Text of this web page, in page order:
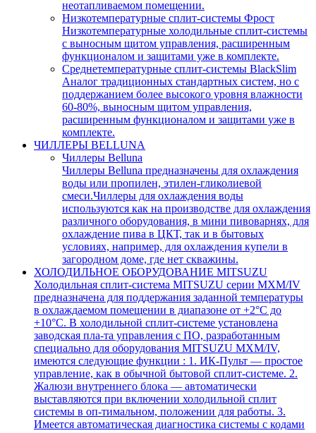
неотапливаемом помещении.
Низкотемпературные сплит-системы Фрост
Низкотемпературные холодильные сплит-системы
с выносным щитом управления, расширенным
функционалом и защитами уже в комплекте.
Среднетемпературные сплит-системы BlackSlim
Аналог традиционных стандартных систем, но с
поддержанием более высокого уровня влажности
60-80%, выносным щитом управления,
расширенным функционалом и защитами уже в
комплекте.
ЧИЛЛЕРЫ BELLUNA
Чиллеры Belluna
Чиллеры Belluna предназначены для охлаждения
воды или пропилен, этилен-гликолиевой
смеси.Чиллеры для охлаждения воды
используются как на производстве для охлаждения
различного оборудования, в мини пивоварнях, для
охлаждение пива в ЦКТ, так и в бытовых
условиях, например, для охлаждения купели в
загородном доме, где нет скважины.
ХОЛОДИЛЬНОЕ ОБОРУДОВАНИЕ MITSUZU
Холодильная сплит-система MITSUZU серии MXM/IV
предназначена для поддержания заданной температуры
в охлаждаемом помещении в диапазоне от +2°С до
+10°С. В холодильной сплит-системе установлена
заводская пла-та управления с ПО, разработанным
специально для оборудования MITSUZU MXM/IV,
имеются следующие функции : 1. ИК-Пульт — простое
управление, как в обычной бытовой сплит-системе. 2.
Жалюзи внутреннего блока — автоматически
выставляются при включении холодильной сплит
системы в оп-тимальном, положении для работы. 3.
Имеется автоматическая диагностика системы с кодами